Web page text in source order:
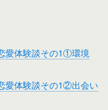
愛体験談その1①環境
愛体験談その1②出会い